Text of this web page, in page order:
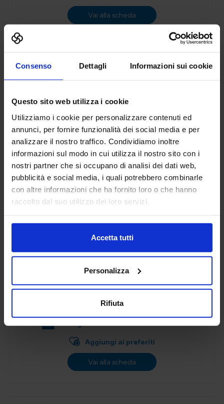
Consenso Dettagli Informazioni sui cookie
Questo sito web utilizza i cookie
Utilizziamo i cookie per personalizzare contenuti ed
annunci, per fornire funzionalità dei social media e per
analizzare il nostro traffico. Condividiamo inoltre
informazioni sul modo in cui utilizza il nostro sito con i
nostri partner che si occupano di analisi dei dati web,
pubblicità e social media, i quali potrebbero combinarle
con altre informazioni che ha fornito loro o che hanno
raccolto dal suo utilizzo dei loro servizi.
Accetta tutti
Personalizza
Rifiuta
Vai alla scheda
ANCA ITALIA SRL
Padiglione:Pad. 14Stand:E31
Aggiungi ai preferiti
Vai alla scheda
ANFIA
Nata a Torino nel 1912, ANFIA - Associazione Nazionale
Filiera Industria Automobilistica, da oltre 110 anni ha
confronti delle isti...
Padiglione: Pad. 28
Padiglione:Centro serviziStand:A03
Aggiungi ai preferiti
Vai alla scheda